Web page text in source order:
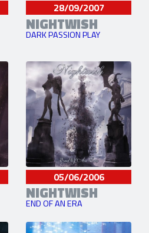
28/09/2007
NIGHTWISH
DARK PASSION PLAY
05/06/2006
NIGHTWISH
END OF AN ERA